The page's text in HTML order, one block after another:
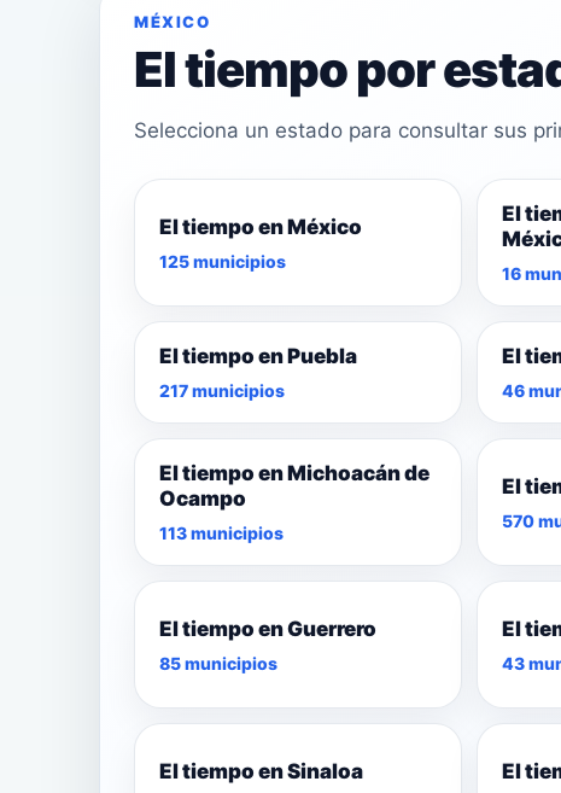
MÉXICO
El tiempo por
Selecciona un estado para consultar sus
El tiempo en México
125 municipios
El
16
El tiempo en Puebla
217 municipios
El
46
El tiempo en Michoacán de
Ocampo
113 municipios
El
570
El tiempo en Guerrero
85 municipios
El
43
El tiempo en Sinaloa El